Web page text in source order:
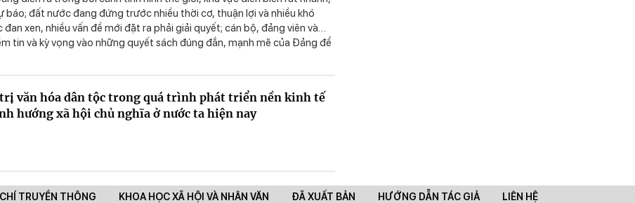
báo; đất nước đang đứng trước nhiều thời cơ, thuận lợi và nhiều khó
đan xen, nhiều vấn đề mới đặt ra phải giải quyết; cán bộ, đảng viên và
tin và kỳ vọng vào những quyết sách đúng đắn, mạnh mẽ của Đảng để
một số điểm mới nổi bật trong các văn kiện Đại hội XIII của Đảng
văn hóa dân tộc trong quá trình phát triển nền kinh tế
hướng xã hội chủ nghĩa ở nước ta hiện nay
TRUYỀN THÔNG KHOA HỌC XÃ HỘI VÀ NHÂN VĂN ĐÃ XUẤT BẢN HƯỚNG DẪN TÁC GIẢ LIÊN HỆ